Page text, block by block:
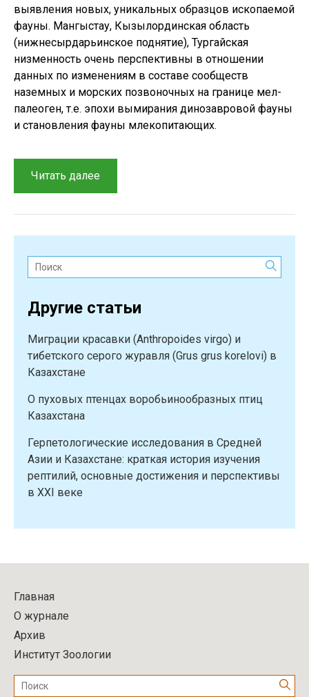
выявления новых, уникальных образцов ископаемой
фауны. Мангыстау, Кызылординская область
(нижнесырдарьинское поднятие), Тургайская
низменность очень перспективны в отношении
данных по изменениям в составе сообществ
наземных и морских позвоночных на границе мел-
палеоген, т.е. эпохи вымирания динозавровой фауны
и становления фауны млекопитающих.
Читать далее
изучения
Казахстане”
Поиск:
Другие статьи
Миграции красавки (Anthropoides virgo) и
тибетского серого журавля (Grus grus korelovi) в
Казахстане
О пуховых птенцах воробьинообразных птиц
Казахстана
Герпетологические исследования в Средней
Азии и Казахстане: краткая история изучения
рептилий, основные достижения и перспективы
в XXI веке
Главная
О журнале
Архив
Институт Зоологии
Поиск: